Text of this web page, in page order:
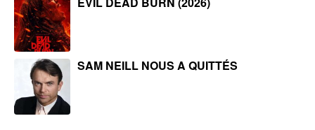
SAM NEILL NOUS A QUITTÉS